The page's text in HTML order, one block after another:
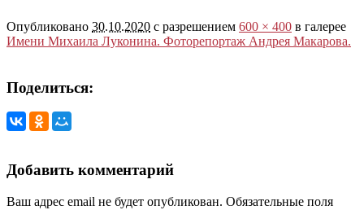
Опубликовано 30.10.2020 с разрешением 600 × 400 в галерее
Имени Михаила Луконина. Фоторепортаж Андрея Макарова.
Поделиться:
Добавить комментарий
Ваш адрес email не будет опубликован. Обязательные поля